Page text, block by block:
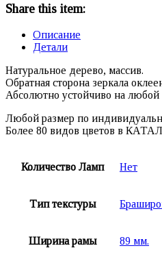
Share this item:
Описание
Детали
Натуральное дерево, массив.
Обратная сторона зеркала
Абсолютно устойчиво на любой
Любой размер по
Более 80 видов цветов в
Количество Ламп Нет
Тип текстуры
Ширина рамы 89 мм.